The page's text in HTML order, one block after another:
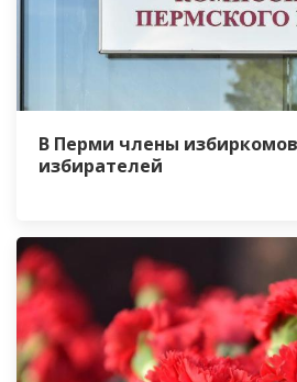
В Перми члены
избирателей